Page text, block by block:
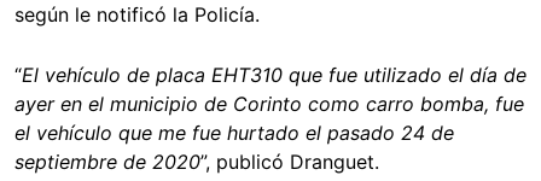
según le notificó la Policía.
“El vehículo de placa EHT310 que fue utilizado el día de
ayer en el municipio de Corinto como carro bomba, fue
el vehículo que me fue hurtado el pasado 24 de
septiembre de 2020”, publicó Dranguet.